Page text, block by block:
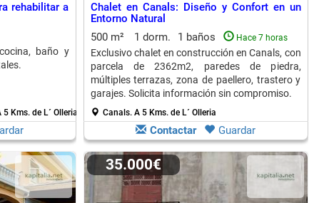
rehabilitar a
baño y
5 Kms. de L´ Olleria
Chalet en Canals: Diseño y Confort en un
Entorno Natural
500 m²
1 dorm. 1 baños Hace 7 horas
Exclusivo chalet en construcción en Canals, con
parcela de 2362m2, paredes de piedra,
múltiples terrazas, zona de paellero, trastero y
garajes. Solicita información sin compromiso.
Canals. A 5 Kms. de L´ Olleria
Contactar Guardar
35.000€